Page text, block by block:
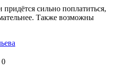
сильно поплатиться,
Также возможны
0